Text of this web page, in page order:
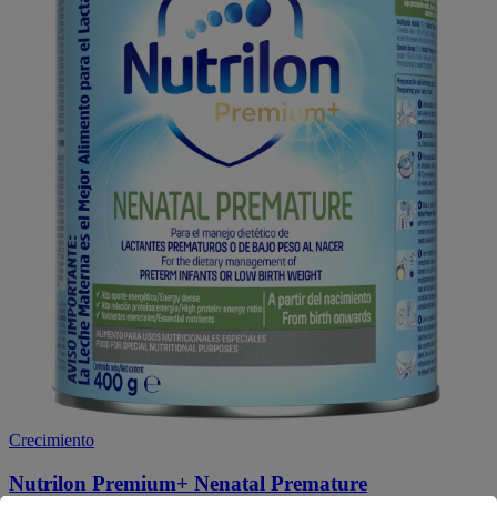
Crecimiento
Nutrilon Premium+ Nenatal Premature